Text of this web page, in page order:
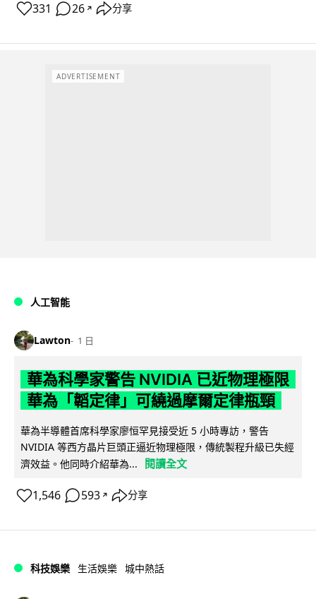
331 26 ↗ 分享
ADVERTISEMENT
人工智能
Lawton 1 日
華為科學家警告 NVIDIA 已近物理極限
華為「韜定律」可繞過摩爾定律瓶頸
華為半導體首席科學家廖恒罕見接受近 5 小時專訪，警告
NVIDIA 等西方晶片巨頭正逼近物理極限，傳統製程升級已失經
濟效益。他同時介紹華為...
閱讀全文
1,546 593 ↗ 分享
科技娛樂 生活娛樂 城中熱話